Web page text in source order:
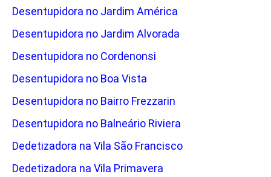
Desentupidora no Jardim América
Desentupidora no Jardim Alvorada
Desentupidora no Cordenonsi
Desentupidora no Boa Vista
Desentupidora no Bairro Frezzarin
Desentupidora no Balneário Riviera
Dedetizadora na Vila São Francisco
Dedetizadora na Vila Primavera